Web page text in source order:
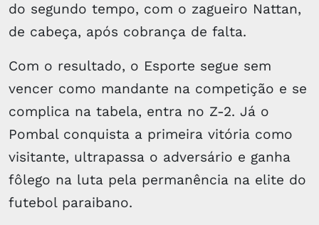
do segundo tempo, com o zagueiro Nattan,
de cabeça, após cobrança de falta.
Com o resultado, o Esporte segue sem
vencer como mandante na competição e se
complica na tabela, entra no Z-2. Já o
Pombal conquista a primeira vitória como
visitante, ultrapassa o adversário e ganha
fôlego na luta pela permanência na elite do
futebol paraibano.